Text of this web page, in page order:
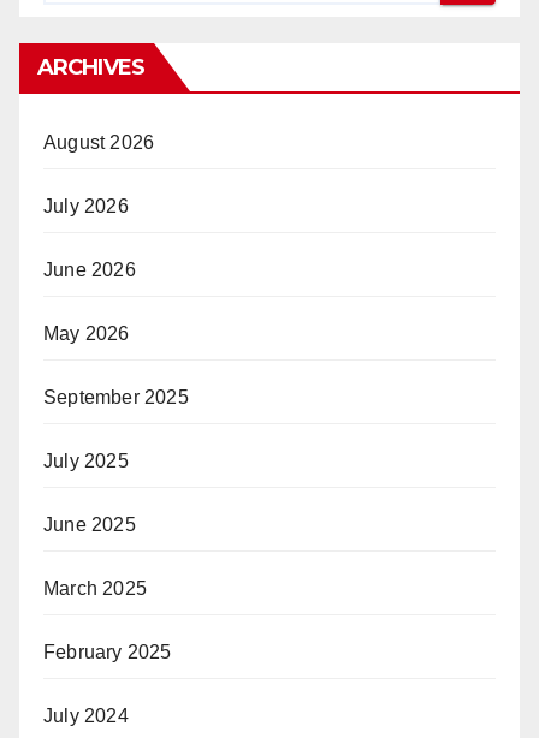
ARCHIVES
August 2026
July 2026
June 2026
May 2026
September 2025
July 2025
June 2025
March 2025
February 2025
July 2024